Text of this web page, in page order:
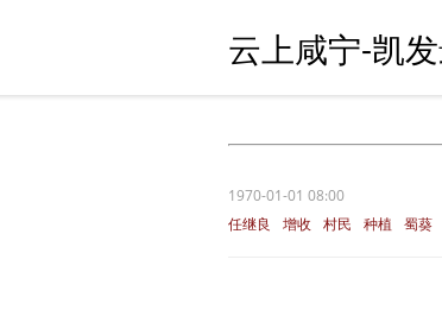
云上咸宁-凯
1970-01-01 08:00
任继良
增收 村民 种植 蜀葵